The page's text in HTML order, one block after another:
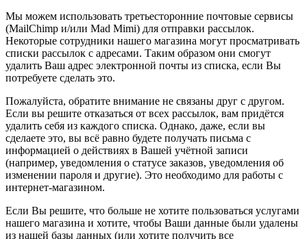
Мы можем использовать третьесторонние почтовые сервисы
(MailChimp и/или Mad Mimi) для отправки рассылок.
Некоторые сотрудники нашего магазина могут просматривать
списки рассылок с адресами. Таким образом они смогут
удалить Ваш адрес электронной почты из списка, если Вы
потребуете сделать это.
Пожалуйста, обратите внимание не связаны друг с другом.
Если вы решите отказаться от всех рассылок, вам придётся
удалить себя из каждого списка. Однако, даже, если вы
сделаете это, вы всё равно будете получать письма с
информацией о действиях в Вашей учётной записи
(например, уведомления о статусе заказов, уведомления об
изменении пароля и другие). Это необходимо для работы с
интернет-магазином.
Если Вы решите, что больше не хотите пользоваться услугами
нашего магазина и хотите, чтобы Ваши данные были удалены
из нашей базы данных (или хотите получить все